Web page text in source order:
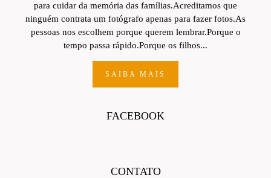
para cuidar da memória das famílias.Acreditamos que
ninguém contrata um fotógrafo apenas para fazer fotos.As
pessoas nos escolhem porque querem lembrar.Porque o
tempo passa rápido.Porque os filhos...
SAIBA MAIS
FACEBOOK
CONTATO